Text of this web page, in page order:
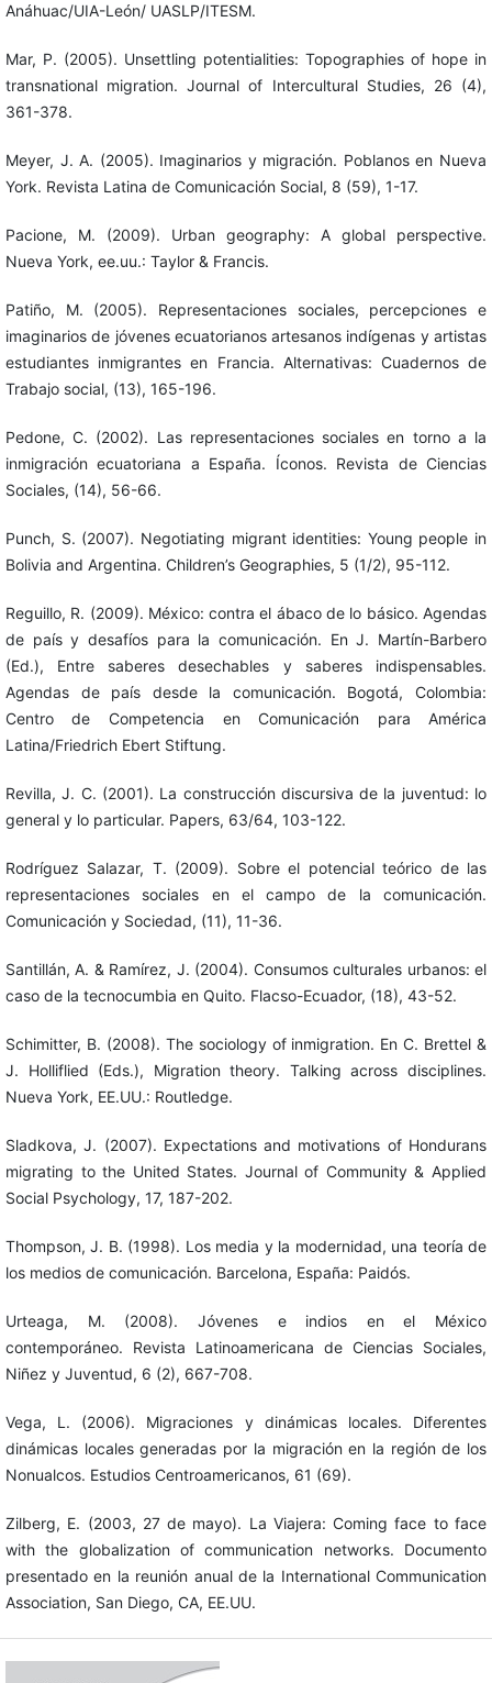
Anáhuac/UIA-León/ UASLP/ITESM.
Mar, P. (2005). Unsettling potentialities: Topographies of hope in
transnational migration. Journal of Intercultural Studies, 26 (4),
361-378.
Meyer, J. A. (2005). Imaginarios y migración. Poblanos en Nueva
York. Revista Latina de Comunicación Social, 8 (59), 1-17.
Pacione, M. (2009). Urban geography: A global perspective.
Nueva York, ee.uu.: Taylor & Francis.
Patiño, M. (2005). Representaciones sociales, percepciones e
imaginarios de jóvenes ecuatorianos artesanos indígenas y artistas
estudiantes inmigrantes en Francia. Alternativas: Cuadernos de
Trabajo social, (13), 165-196.
Pedone, C. (2002). Las representaciones sociales en torno a la
inmigración ecuatoriana a España. Íconos. Revista de Ciencias
Sociales, (14), 56-66.
Punch, S. (2007). Negotiating migrant identities: Young people in
Bolivia and Argentina. Children’s Geographies, 5 (1/2), 95-112.
Reguillo, R. (2009). México: contra el ábaco de lo básico. Agendas
de país y desafíos para la comunicación. En J. Martín-Barbero
(Ed.), Entre saberes desechables y saberes indispensables.
Agendas de país desde la comunicación. Bogotá, Colombia:
Centro de Competencia en Comunicación para América
Latina/Friedrich Ebert Stiftung.
Revilla, J. C. (2001). La construcción discursiva de la juventud: lo
general y lo particular. Papers, 63/64, 103-122.
Rodríguez Salazar, T. (2009). Sobre el potencial teórico de las
representaciones sociales en el campo de la comunicación.
Comunicación y Sociedad, (11), 11-36.
Santillán, A. & Ramírez, J. (2004). Consumos culturales urbanos: el
caso de la tecnocumbia en Quito. Flacso-Ecuador, (18), 43-52.
Schimitter, B. (2008). The sociology of inmigration. En C. Brettel &
J. Holliflied (Eds.), Migration theory. Talking across disciplines.
Nueva York, EE.UU.: Routledge.
Sladkova, J. (2007). Expectations and motivations of Hondurans
migrating to the United States. Journal of Community & Applied
Social Psychology, 17, 187-202.
Thompson, J. B. (1998). Los media y la modernidad, una teoría de
los medios de comunicación. Barcelona, España: Paidós.
Urteaga, M. (2008). Jóvenes e indios en el México
contemporáneo. Revista Latinoamericana de Ciencias Sociales,
Niñez y Juventud, 6 (2), 667-708.
Vega, L. (2006). Migraciones y dinámicas locales. Diferentes
dinámicas locales generadas por la migración en la región de los
Nonualcos. Estudios Centroamericanos, 61 (69).
Zilberg, E. (2003, 27 de mayo). La Viajera: Coming face to face
with the globalization of communication networks. Documento
presentado en la reunión anual de la International Communication
Association, San Diego, CA, EE.UU.